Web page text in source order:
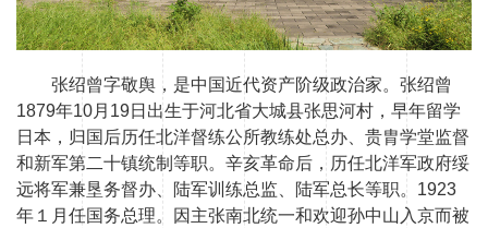
张绍曾字敬舆，是中国近代资产阶级政治家。张绍曾
1879年10月19日出生于河北省大城县张思河村，早年留学
日本，归国后历任北洋督练公所教练处总办、贵胄学堂监督
和新军第二十镇统制等职。辛亥革命后，历任北洋军政府绥
远将军兼垦务督办、陆军训练总监、陆军总长等职。1923
年１月任国务总理。因主张南北统一和欢迎孙中山入京而被